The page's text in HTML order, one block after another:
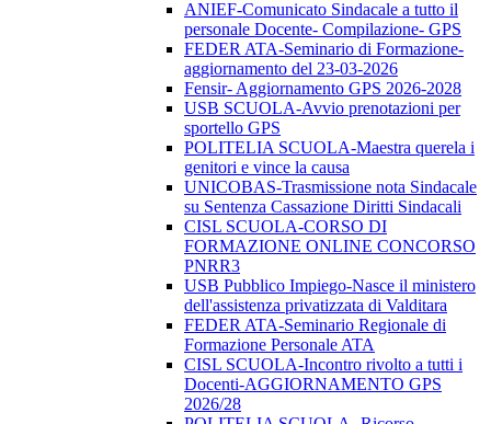
ANIEF-Comunicato Sindacale a tutto il
personale Docente- Compilazione- GPS
FEDER ATA-Seminario di Formazione-
aggiornamento del 23-03-2026
Fensir- Aggiornamento GPS 2026-2028
USB SCUOLA-Avvio prenotazioni per
sportello GPS
POLITELIA SCUOLA-Maestra querela i
genitori e vince la causa
UNICOBAS-Trasmissione nota Sindacale
su Sentenza Cassazione Diritti Sindacali
CISL SCUOLA-CORSO DI
FORMAZIONE ONLINE CONCORSO
PNRR3
USB Pubblico Impiego-Nasce il ministero
dell'assistenza privatizzata di Valditara
FEDER ATA-Seminario Regionale di
Formazione Personale ATA
CISL SCUOLA-Incontro rivolto a tutti i
Docenti-AGGIORNAMENTO GPS
2026/28